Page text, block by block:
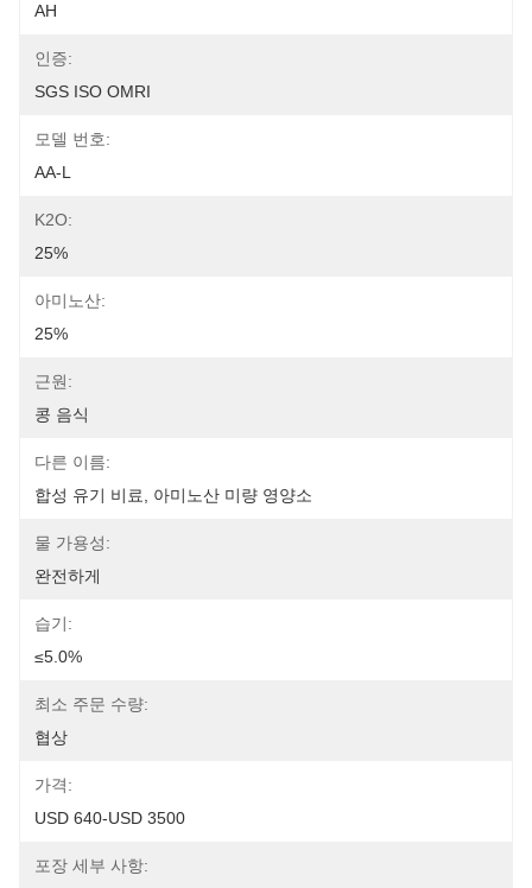
AH
인증:
SGS ISO OMRI
모델 번호:
AA-L
K2O:
25%
아미노산:
25%
근원:
콩 음식
다른 이름:
합성 유기 비료, 아미노산 미량 영양소
물 가용성:
완전하게
습기:
≤5.0%
최소 주문 수량:
협상
가격:
USD 640-USD 3500
포장 세부 사항: